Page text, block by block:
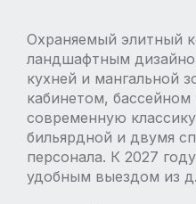
Охраняемый элитный
ландшафтным
кухней и мангальной
кабинетом,
современную
бильярдной и двумя
персонала. К 2027
удобным выездом из